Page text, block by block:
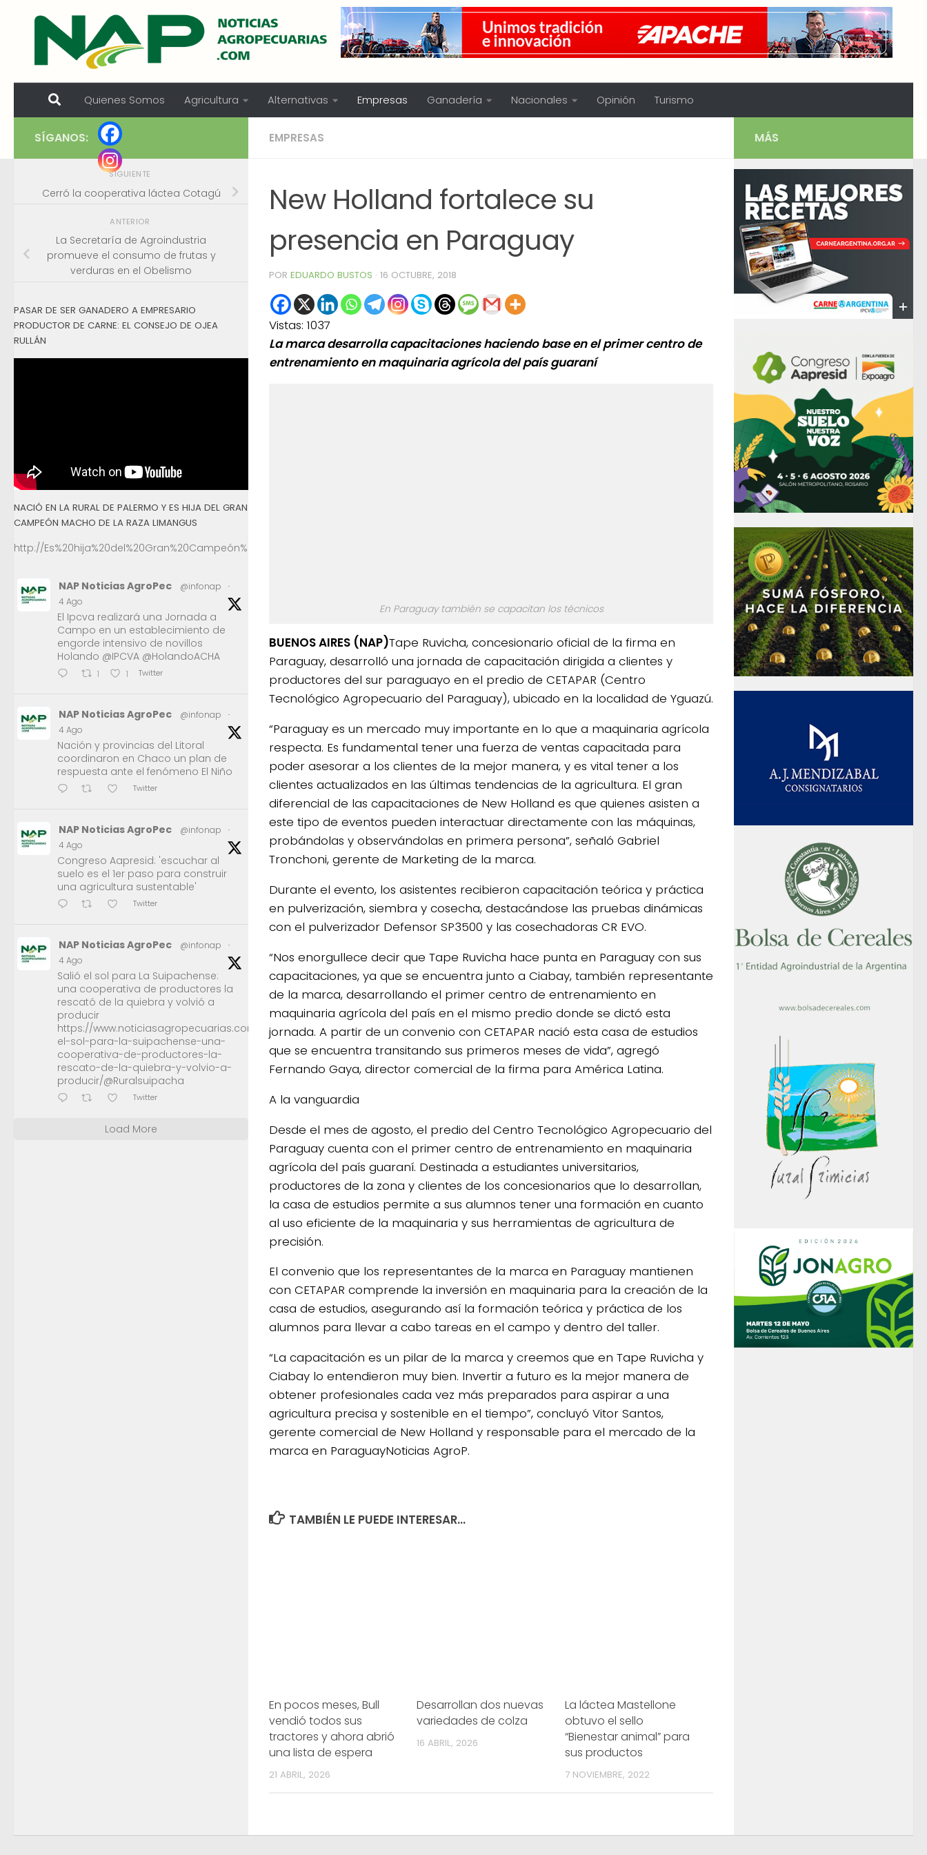
Skip to content
Quienes Somos Agricultura Alternativas Empresas Ganadería Nacionales Opinión Turismo
EMPRESAS
New Holland fortalece su
presencia en Paraguay
POR EDUARDO BUSTOS · 16 OCTUBRE, 2018
Vistas: 1037
La marca desarrolla capacitaciones haciendo base en el primer centro de
entrenamiento en maquinaria agrícola del país guaraní
En Paraguay también se capacitan los técnicos
BUENOS AIRES (NAP)Tape Ruvicha, concesionario oficial de la firma en
Paraguay, desarrolló una jornada de capacitación dirigida a clientes y
productores del sur paraguayo en el predio de CETAPAR (Centro
Tecnológico Agropecuario del Paraguay), ubicado en la localidad de Yguazú.
“Paraguay es un mercado muy importante en lo que a maquinaria agrícola
respecta. Es fundamental tener una fuerza de ventas capacitada para
poder asesorar a los clientes de la mejor manera, y es vital tener a los
clientes actualizados en las últimas tendencias de la agricultura. El gran
diferencial de las capacitaciones de New Holland es que quienes asisten a
este tipo de eventos pueden interactuar directamente con las máquinas,
probándolas y observándolas en primera persona”, señaló Gabriel
Tronchoni, gerente de Marketing de la marca.
Durante el evento, los asistentes recibieron capacitación teórica y práctica
en pulverización, siembra y cosecha, destacándose las pruebas dinámicas
con el pulverizador Defensor SP3500 y las cosechadoras CR EVO.
“Nos enorgullece decir que Tape Ruvicha hace punta en Paraguay con sus
capacitaciones, ya que se encuentra junto a Ciabay, también representante
de la marca, desarrollando el primer centro de entrenamiento en
maquinaria agrícola del país en el mismo predio donde se dictó esta
jornada. A partir de un convenio con CETAPAR nació esta casa de estudios
que se encuentra transitando sus primeros meses de vida”, agregó
Fernando Gaya, director comercial de la firma para América Latina.
A la vanguardia
Desde el mes de agosto, el predio del Centro Tecnológico Agropecuario del
Paraguay cuenta con el primer centro de entrenamiento en maquinaria
agrícola del país guaraní. Destinada a estudiantes universitarios,
productores de la zona y clientes de los concesionarios que lo desarrollan,
la casa de estudios permite a sus alumnos tener una formación en cuanto
al uso eficiente de la maquinaria y sus herramientas de agricultura de
precisión.
El convenio que los representantes de la marca en Paraguay mantienen
con CETAPAR comprende la inversión en maquinaria para la creación de la
casa de estudios, asegurando así la formación teórica y práctica de los
alumnos para llevar a cabo tareas en el campo y dentro del taller.
“La capacitación es un pilar de la marca y creemos que en Tape Ruvicha y
Ciabay lo entendieron muy bien. Invertir a futuro es la mejor manera de
obtener profesionales cada vez más preparados para aspirar a una
agricultura precisa y sostenible en el tiempo”, concluyó Vitor Santos,
gerente comercial de New Holland y responsable para el mercado de la
marca en ParaguayNoticias AgroP.
TAMBIÉN LE PUEDE INTERESAR...
En pocos meses, Bull
vendió todos sus
tractores y ahora abrió
una lista de espera
21 ABRIL, 2026
Desarrollan dos nuevas
variedades de colza
16 ABRIL, 2026
La láctea Mastellone
obtuvo el sello
“Bienestar animal” para
sus productos
7 NOVIEMBRE, 2022
SÍGANOS:
SIGUIENTE
Cerró la cooperativa láctea Cotagú
ANTERIOR
La Secretaría de Agroindustria
promueve el consumo de frutas y
verduras en el Obelismo
PASAR DE SER GANADERO A EMPRESARIO
PRODUCTOR DE CARNE: EL CONSEJO DE OJEA
RULLÁN
NACIÓ EN LA RURAL DE PALERMO Y ES HIJA DEL GRAN
CAMPEÓN MACHO DE LA RAZA LIMANGUS
http://Es%20hija%20del%20Gran%20Campeón%20Macho%20de%20la%20Raza%20Limangus,
NAP Noticias AgroPec @infonap
·
4 Ago
El Ipcva realizará una Jornada a
Campo en un establecimiento de
engorde intensivo de novillos
Holando @IPCVA @HolandoACHA
1 1 Twitter
NAP Noticias AgroPec @infonap
·
4 Ago
Nación y provincias del Litoral
coordinaron en Chaco un plan de
respuesta ante el fenómeno El Niño
Twitter
NAP Noticias AgroPec @infonap
·
4 Ago
Congreso Aapresid: 'escuchar al
suelo es el 1er paso para construir
una agricultura sustentable'
Twitter
NAP Noticias AgroPec @infonap
·
4 Ago
Salió el sol para La Suipachense:
una cooperativa de productores la
rescató de la quiebra y volvió a
producir
https://www.noticiasagropecuarias.com/2026/08/04/salio-
el-sol-para-la-suipachense-una-
cooperativa-de-productores-la-
rescato-de-la-quiebra-y-volvio-a-
producir/@Ruralsuipacha
Twitter
Load More
MÁS